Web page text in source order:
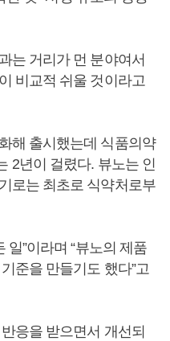
는 거리가 먼 분야여서
비교적 쉬울 것이라고
해 출시했는데 식품의약
2년이 걸렸다. 뷰노는 인
로는 최초로 식약처로부
일”이라며 “뷰노의 제품
준을 만들기도 했다”고
응을 받으면서 개선되